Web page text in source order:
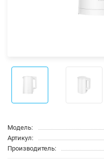
Модель:
Артикул:
Производитель: